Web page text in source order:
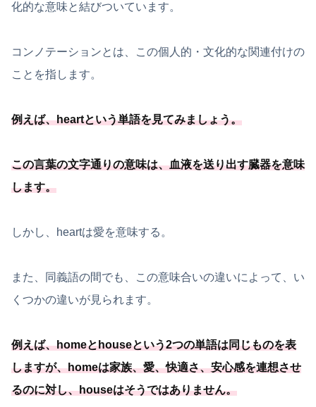
化的な意味と結びついています。
コンノテーションとは、この個人的・文化的な関連付けの
ことを指します。
例えば、heartという単語を見てみましょう。
この言葉の文字通りの意味は、血液を送り出す臓器を意味
します。
しかし、heartは愛を意味する。
また、同義語の間でも、この意味合いの違いによって、い
くつかの違いが見られます。
例えば、homeとhouseという2つの単語は同じものを表
しますが、homeは家族、愛、快適さ、安心感を連想させ
るのに対し、houseはそうではありません。